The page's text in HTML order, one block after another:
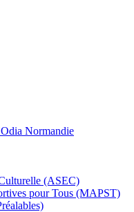
Normandie
(ASEC)
pour Tous (MAPST)